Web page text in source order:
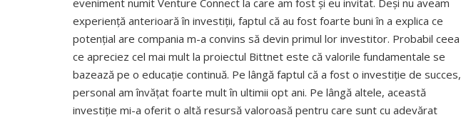
eveniment numit Venture Connect la care am fost și eu invitat. Deși nu aveam
experiență anterioară în investiții, faptul că au fost foarte buni în a explica ce
potențial are compania m-a convins să devin primul lor investitor. Probabil ceea
ce apreciez cel mai mult la proiectul Bittnet este că valorile fundamentale se
bazează pe o educație continuă. Pe lângă faptul că a fost o investiție de succes,
personal am învățat foarte mult în ultimii opt ani. Pe lângă altele, această
investiție mi-a oferit o altă resursă valoroasă pentru care sunt cu adevărat